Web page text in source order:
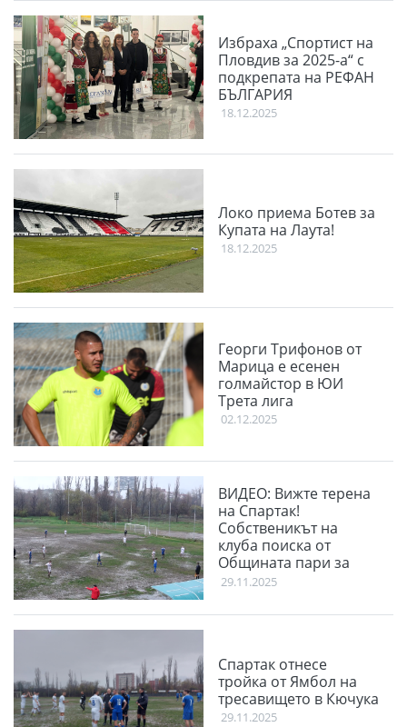
Избраха „Спортист на
Пловдив за 2025-а“ с
подкрепата на РЕФАН
БЪЛГАРИЯ
18.12.2025
Локо приема Ботев за
Купата на Лаута!
18.12.2025
Георги Трифонов от
Марица е есенен
голмайстор в ЮИ
Трета лига
02.12.2025
ВИДЕО: Вижте терена
на Спартак!
Собственикът на
клуба поиска от
Общината пари за
терена
29.11.2025
Спартак отнесе
тройка от Ямбол на
тресавището в Кючука
29.11.2025